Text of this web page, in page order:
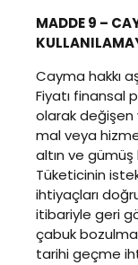
MADDE 9 –
Cayma hakkı
Fiyatı finansal
olarak değişen
mal veya
altın ve
Tüketicinin
ihtiyaçları
itibariyle geri
çabuk
tarihi geçme